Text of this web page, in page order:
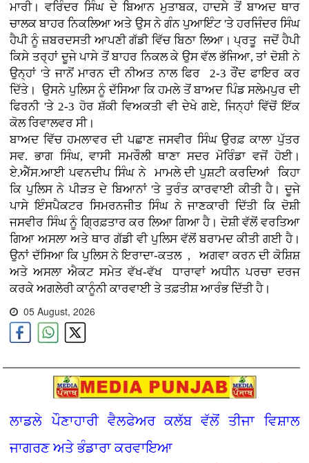
ਮਾਰੀ। ਵਰਿੰਦਰ ਸਿੰਘ ਦੇ ਬਿਆਨ ਮੁਤਾਬਕ, ਹਾਦਸੇ ਤੋਂ ਬਾਅਦ ਥਾਰ
ਚਾਲਕ ਬਾਹਰ ਨਿਕਲਿਆ ਅਤੇ ਉਸ ਨੇ ਗੰਨ ਪੁਆਇੰਟ 'ਤੇ ਹਰਜਿੰਦਰ ਸਿੰਘ
ਹੈਪੀ ਨੂੰ ਜ਼ਬਰਦਸਤੀ ਆਪਣੀ ਗੱਡੀ ਵਿੱਚ ਬਿਠਾ ਲਿਆ। ਪ੍ਰਤੂ ਜਦੋਂ ਹੈਪੀ
ਕਿਸੇ ਤਰ੍ਹਾਂ ਦੂਜੇ ਪਾਸੇ ਤੋਂ ਬਾਹਰ ਨਿਕਲ ਕੇ ਉਸ ਵੱਲ ਭੱਜਿਆ, ਤਾਂ ਦੋਸ਼ੀ ਨੇ
ਉਨ੍ਹਾਂ 'ਤੇ ਜਾਨੋਂ ਮਾਰਨ ਦੀ ਨੀਅਤ ਨਾਲ ਫਿਰ 2-3 ਰੌਂਦ ਫਾਇਰ ਕਰ
ਦਿੱਤੇ। ਉਸਨੇ ਪੁਲਿਸ ਨੂੰ ਦੱਸਿਆ ਕਿ ਹਮਲੇ ਤੋਂ ਬਾਅਦ ਪਿੰਡ ਸਲੇਮਪੁਰ ਦੀ
ਫਿਰਨੀ 'ਤੇ 2-3 ਹੋਰ ਸ਼ੱਕੀ ਵਿਅਕਤੀ ਵੀ ਦੇਖੇ ਗਏ, ਜਿਨ੍ਹਾਂ ਵਿੱਚੋਂ ਇੱਕ
ਕੋਲ ਰਿਵਾਲਵਰ ਸੀ।
ਬਾਅਦ ਵਿੱਚ ਹਮਲਾਵਰ ਦੀ ਪਛਾਣ ਜਸਵੀਰ ਸਿੰਘ ਉਰਫ਼ ਕਾਲਾ ਪੁੱਤਰ
ਸਵ. ਭਾਗ ਸਿੰਘ, ਵਾਸੀ ਸਮਰੌਲੀ ਥਾਣਾ ਸਦਰ ਮੋਰਿੰਡਾ ਵਜੋਂ ਹੋਈ।
ਏ.ਐੱਸ.ਆਈ ਪਵਨਦੀਪ ਸਿੰਘ ਨੇ ਮਾਮਲੇ ਦੀ ਪੁਸ਼ਟੀ ਕਰਦਿਆਂ ਕਿਹਾ
ਕਿ ਪੁਲਿਸ ਨੇ ਪੀੜਤ ਦੇ ਬਿਆਨਾਂ 'ਤੇ ਤੁਰੰਤ ਕਾਰਵਾਈ ਕੀਤੀ ਹੈ। ਦੂਜੇ
ਪਾਸੇ ਇੰਸਪੈਕਟਰ ਸਿਮਰਨਜੀਤ ਸਿੰਘ ਨੇ ਜਾਣਕਾਰੀ ਦਿੱਤੀ ਕਿ ਦੋਸ਼ੀ
ਜਸਵੀਰ ਸਿੰਘ ਨੂੰ ਗ੍ਰਿਫ਼ਤਾਰ ਕਰ ਲਿਆ ਗਿਆ ਹੈ। ਦੋਸ਼ੀ ਵੱਲੋਂ ਵਰਤਿਆ
ਗਿਆ ਅਸਲਾ ਅਤੇ ਥਾਰ ਗੱਡੀ ਵੀ ਪੁਲਿਸ ਵੱਲੋਂ ਬਰਾਮਦ ਕੀਤੀ ਗਈ ਹੈ।
ਉਨਾਂ ਦੱਸਿਆ ਕਿ ਪੁਲਿਸ ਨੇ ਇਰਾਦਾ-ਕਤਲ , ਅਗਵਾ ਕਰਨ ਦੀ ਕੋਸ਼ਿਸ਼
ਅਤੇ ਅਸਲਾ ਐਕਟ ਸਮੇਤ ਵੱਖ-ਵੱਖ ਧਾਰਾਵਾਂ ਅਧੀਨ ਪਰਚਾ ਦਰਜ
ਕਰਕੇ ਅਗਲੇਰੀ ਕਾਨੂੰਨੀ ਕਾਰਵਾਈ ਤੇ ਤਫ਼ਤੀਸ਼ ਆਰੰਭ ਦਿੱਤੀ ਹੈ।
05 August, 2026
ਲਾਡਲੇ ਪੌਣਾਹਾਰੀ ਵੈਲਫੇਅਰ ਕਲੱਬ ਵੱਲੋਂ ਤੀਜਾ ਵਿਸ਼ਾਲ
ਜਾਗਰਣ ਅਤੇ ਭੰਡਾਰਾ ਕਰਵਾਇਆ